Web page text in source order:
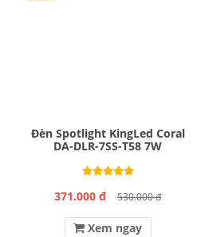
Đèn Spotlight KingLed Coral
DA-DLR-7SS-T58 7W
371.000 đ 530.000 đ
Xem ngay